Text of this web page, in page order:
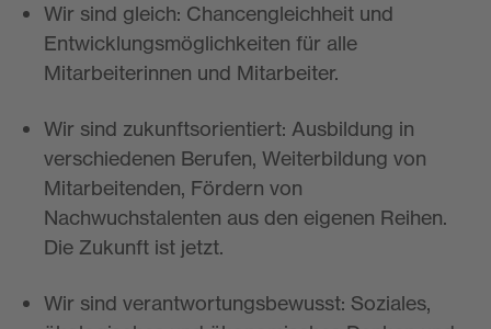
Wir sind gleich: Chancengleichheit und
Entwicklungsmöglichkeiten für alle
Mitarbeiterinnen und Mitarbeiter.
Wir sind zukunftsorientiert: Ausbildung in
verschiedenen Berufen, Weiterbildung von
Mitarbeitenden, Fördern von
Nachwuchstalenten aus den eigenen Reihen.
Die Zukunft ist jetzt.
Wir sind verantwortungsbewusst: Soziales,